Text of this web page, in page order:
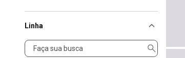
Linha
Linha